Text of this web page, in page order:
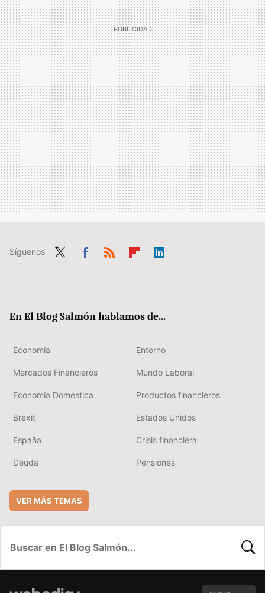
Síguenos
En El Blog Salmón hablamos de...
Economía Entorno
Mercados Financieros Mundo Laboral
Economía Doméstica Productos financieros
Brexit Estados Unidos
España Crisis financiera
Deuda Pensiones
VER MÁS TEMAS